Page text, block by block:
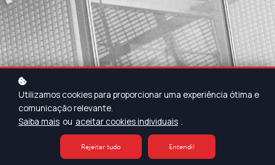
Utilizamos cookies para proporcionar uma experiência ótima e
comunicação relevante.
Saiba mais ou aceitar cookies individuais .
Rejeitar tudo Entendi!